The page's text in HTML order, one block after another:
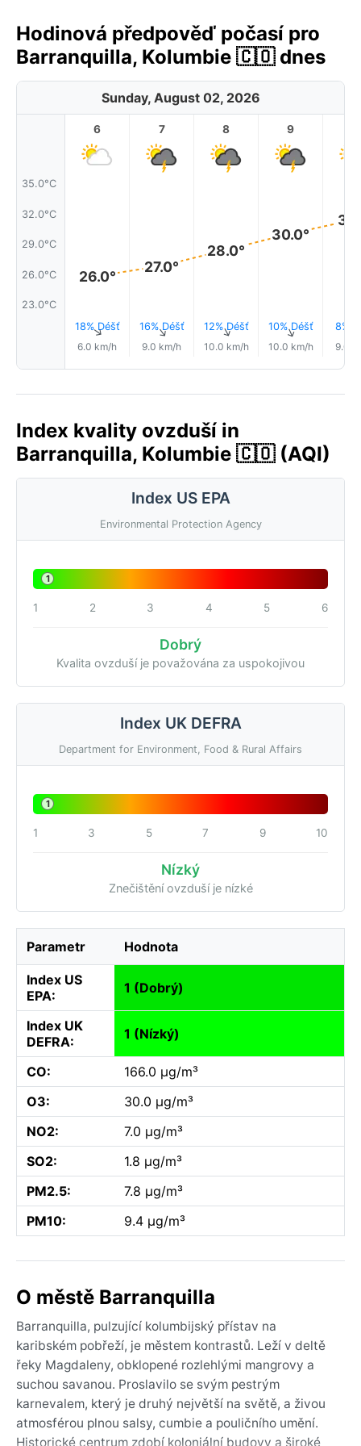
Hodinová předpověď počasí pro
Barranquilla, Kolumbie 🇨🇴 dnes
Sunday, August 02, 2026
35.0°C
32.0°C
29.0°C
26.0°C
23.0°C
6
26.0°
18% Déšť
↑
6.0 km/h
7
27.0°
16% Déšť
↑
9.0 km/h
8
28.0°
12% Déšť
↑
10.0 km/h
9
30.0°
10% Déšť
↑
10.0 km/h
8%
9.0
Index kvality ovzduší in
Barranquilla, Kolumbie 🇨🇴 (AQI)
Index US EPA
Environmental Protection Agency
1
1 2 3 4 5 6
Dobrý
Kvalita ovzduší je považována za uspokojivou
Index UK DEFRA
Department for Environment, Food & Rural Affairs
1
1 3 5 7 9 10
Nízký
Znečištění ovzduší je nízké
Parametr Hodnota
Index US
EPA:
1 (Dobrý)
Index UK
DEFRA:
1 (Nízký)
CO:
166.0 µg/m³
O3:
30.0 µg/m³
NO2:
7.0 µg/m³
SO2:
1.8 µg/m³
PM2.5:
7.8 µg/m³
PM10:
9.4 µg/m³
O městě Barranquilla
Barranquilla, pulzující kolumbijský přístav na
karibském pobřeží, je městem kontrastů. Leží v deltě
řeky Magdaleny, obklopené rozlehlými mangrovy a
suchou savanou. Proslavilo se svým pestrým
karnevalem, který je druhý největší na světě, a živou
atmosférou plnou salsy, cumbie a pouličního umění.
Historické centrum zdobí koloniální budovy a široké